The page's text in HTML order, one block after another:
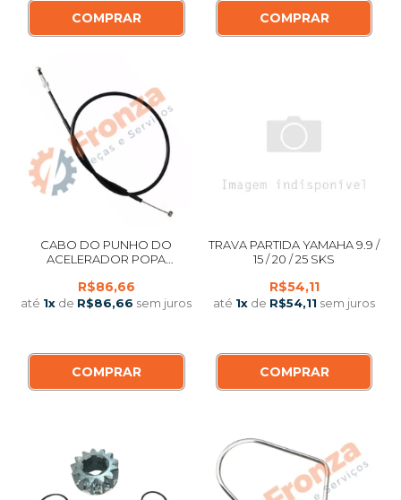
COMPRAR COMPRAR
CABO DO PUNHO DO
ACELERADOR POPA
25 HP AMERICANO
R$86,66
até 1x de R$86,66 sem juros
COMPRAR
TRAVA PARTIDA YAMAHA 9.9 /
15 / 20 / 25 SKS
R$54,11
até 1x de R$54,11 sem juros
COMPRAR